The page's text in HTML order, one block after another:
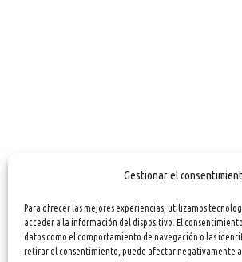
Gestionar el
Para ofrecer las mejores experiencias, utilizamos
acceder a la información del dispositivo. El
datos como el comportamiento de navegación o las
retirar el consentimiento, puede afectar negativamente